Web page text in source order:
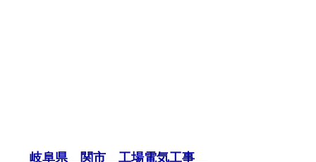
岐阜県 関市 工場電気工事